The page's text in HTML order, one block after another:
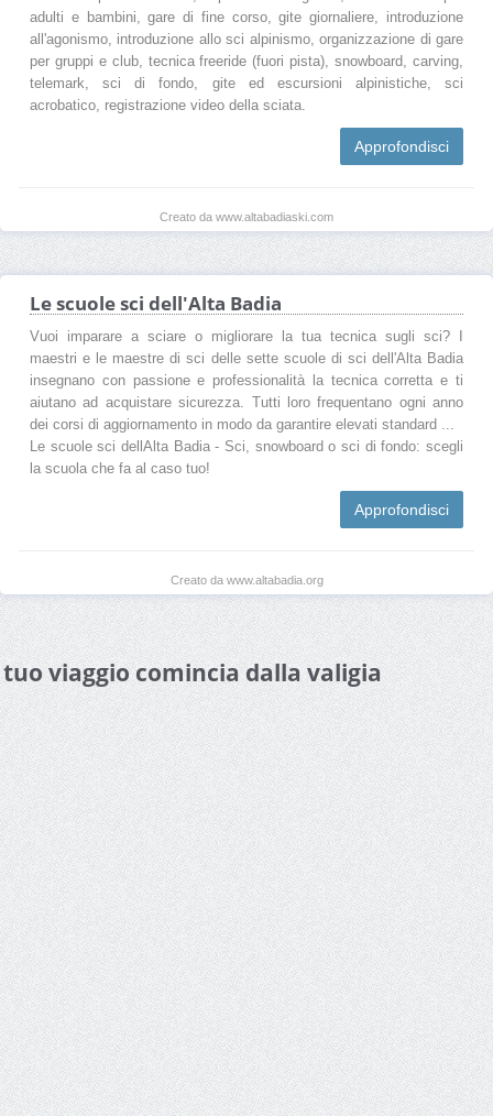
adulti e bambini, gare di fine corso, gite giornaliere, introduzione
all'agonismo, introduzione allo sci alpinismo, organizzazione di gare
per gruppi e club, tecnica freeride (fuori pista), snowboard, carving,
telemark, sci di fondo, gite ed escursioni alpinistiche, sci
acrobatico, registrazione video della sciata.
Approfondisci
Creato da www.altabadiaski.com
Le scuole sci dell'Alta Badia
Vuoi imparare a sciare o migliorare la tua tecnica sugli sci? I
maestri e le maestre di sci delle sette scuole di sci dell'Alta Badia
insegnano con passione e professionalità la tecnica corretta e ti
aiutano ad acquistare sicurezza. Tutti loro frequentano ogni anno
dei corsi di aggiornamento in modo da garantire elevati standard ...
Le scuole sci dellAlta Badia - Sci, snowboard o sci di fondo: scegli
la scuola che fa al caso tuo!
Approfondisci
Creato da www.altabadia.org
viaggio comincia dalla valigia